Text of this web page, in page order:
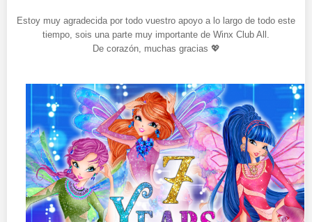
Estoy muy agradecida por todo vuestro apoyo a lo largo de todo este
tiempo, sois una parte muy importante de Winx Club All.
De corazón, muchas gracias 💖